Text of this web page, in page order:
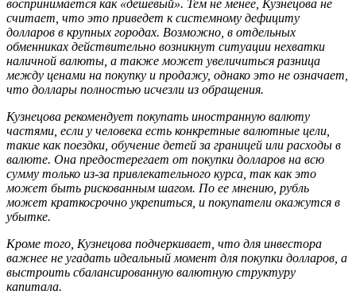
воспринимается как «дешевый». Тем не менее, Кузнецова не
считает, что это приведет к системному дефициту
долларов в крупных городах. Возможно, в отдельных
обменниках действительно возникнут ситуации нехватки
наличной валюты, а также может увеличиться разница
между ценами на покупку и продажу, однако это не означает,
что доллары полностью исчезли из обращения.
Кузнецова рекомендует покупать иностранную валюту
частями, если у человека есть конкретные валютные цели,
такие как поездки, обучение детей за границей или расходы в
валюте. Она предостерегает от покупки долларов на всю
сумму только из-за привлекательного курса, так как это
может быть рискованным шагом. По ее мнению, рубль
может краткосрочно укрепиться, и покупатели окажутся в
убытке.
Кроме того, Кузнецова подчеркивает, что для инвестора
важнее не угадать идеальный момент для покупки долларов, а
выстроить сбалансированную валютную структуру
капитала.